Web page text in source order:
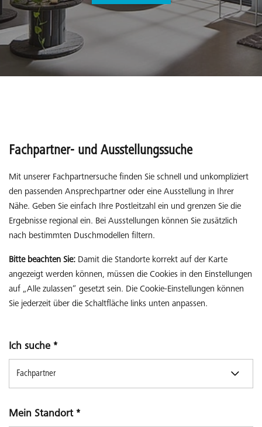
Fachpartner- und Ausstellungssuche
Mit unserer Fachpartnersuche finden Sie schnell und unkompliziert
den passenden Ansprechpartner oder eine Ausstellung in Ihrer
Nähe. Geben Sie einfach Ihre Postleitzahl ein und grenzen Sie die
Ergebnisse regional ein. Bei Ausstellungen können Sie zusätzlich
nach bestimmten Duschmodellen filtern.
Bitte beachten Sie: Damit die Standorte korrekt auf der Karte
angezeigt werden können, müssen die Cookies in den Einstellungen
auf „Alle zulassen“ gesetzt sein. Die Cookie-Einstellungen können
Sie jederzeit über die Schaltfläche links unten anpassen.
Ich suche *
Mein Standort *